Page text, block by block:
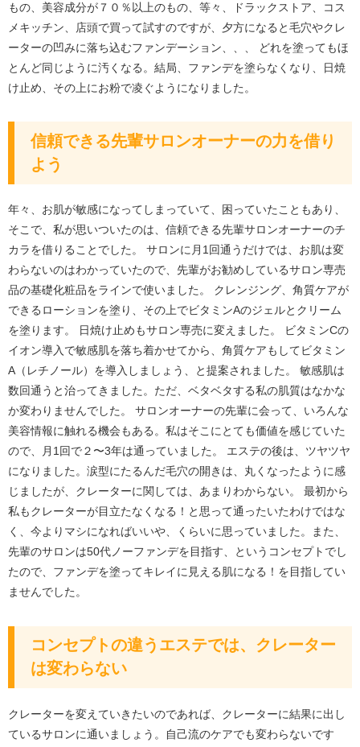
もの、美容成分が７０％以上のもの、等々、ドラックストア、コス
メキッチン、店頭で買って試すのですが、夕方になると毛穴やクレ
ーターの凹みに落ち込むファンデーション、、、 どれを塗ってもほ
とんど同じように汚くなる。結局、ファンデを塗らなくなり、日焼
け止め、その上にお粉で凌ぐようになりました。
信頼できる先輩サロンオーナーの力を借り
よう
年々、お肌が敏感になってしまっていて、困っていたこともあり、
そこで、私が思いついたのは、信頼できる先輩サロンオーナーのチ
カラを借りることでした。 サロンに月1回通うだけでは、お肌は変
わらないのはわかっていたので、先輩がお勧めしているサロン専売
品の基礎化粧品をラインで使いました。 クレンジング、角質ケアが
できるローションを塗り、その上でビタミンAのジェルとクリーム
を塗ります。 日焼け止めもサロン専売に変えました。 ビタミンCの
イオン導入で敏感肌を落ち着かせてから、角質ケアもしてビタミン
A（レチノール）を導入しましょう、と提案されました。 敏感肌は
数回通うと治ってきました。ただ、ベタベタする私の肌質はなかな
か変わりませんでした。 サロンオーナーの先輩に会って、いろんな
美容情報に触れる機会もある。私はそこにとても価値を感じていた
ので、月1回で２〜3年は通っていました。 エステの後は、ツヤツヤ
になりました。涙型にたるんだ毛穴の開きは、丸くなったように感
じましたが、クレーターに関しては、あまりわからない。 最初から
私もクレーターが目立たなくなる！と思って通ったいたわけではな
く、今よりマシになればいいや、くらいに思っていました。また、
先輩のサロンは50代ノーファンデを目指す、というコンセプトでし
たので、ファンデを塗ってキレイに見える肌になる！を目指してい
ませんでした。
コンセプトの違うエステでは、クレーター
は変わらない
クレーターを変えていきたいのであれば、クレーターに結果に出し
ているサロンに通いましょう。自己流のケアでも変わらないです